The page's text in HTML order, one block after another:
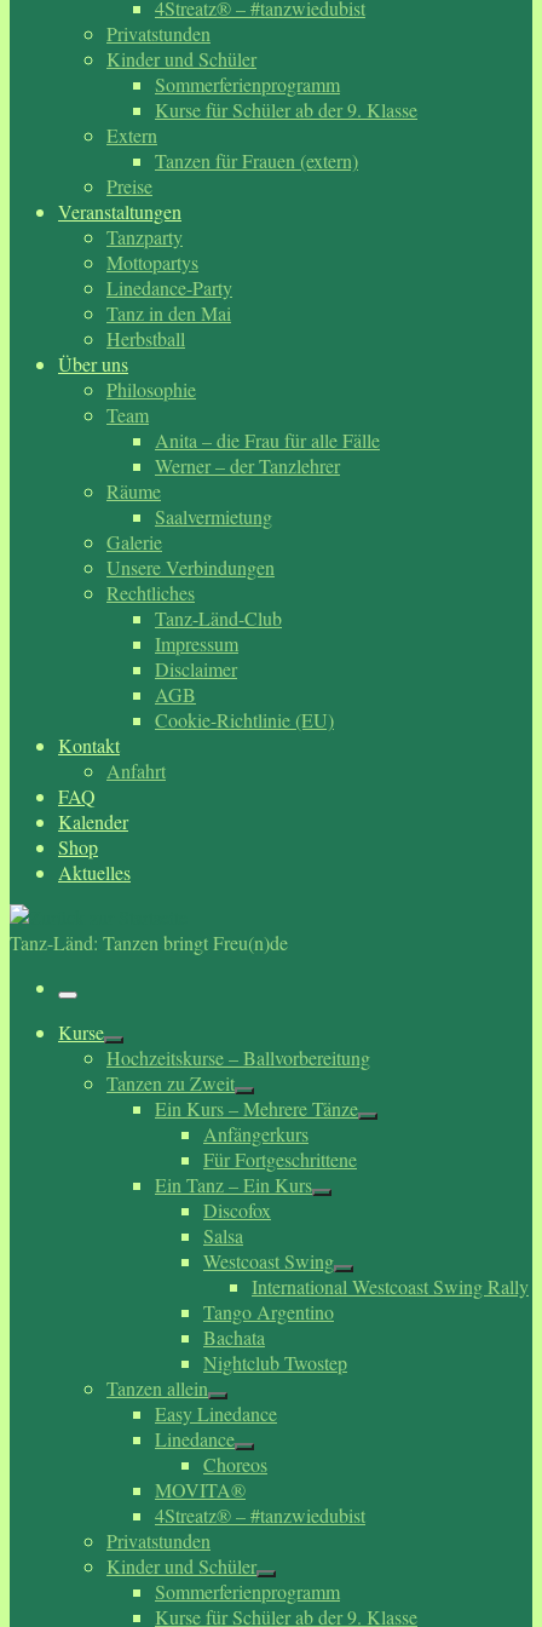
4Streatz® – #tanzwiedubist
Privatstunden
Kinder und Schüler
Sommerferienprogramm
Kurse für Schüler ab der 9. Klasse
Extern
Tanzen für Frauen (extern)
Preise
Veranstaltungen
Tanzparty
Mottopartys
Linedance-Party
Tanz in den Mai
Herbstball
Über uns
Philosophie
Team
Anita – die Frau für alle Fälle
Werner – der Tanzlehrer
Räume
Saalvermietung
Galerie
Unsere Verbindungen
Rechtliches
Tanz-Länd-Club
Impressum
Disclaimer
AGB
Cookie-Richtlinie (EU)
Kontakt
Anfahrt
FAQ
Kalender
Shop
Aktuelles
Tanz-Länd: Tanzen bringt Freu(n)de
Menü
Kurse
Hochzeitskurse – Ballvorbereitung
Tanzen zu Zweit
Ein Kurs – Mehrere Tänze
Anfängerkurs
Für Fortgeschrittene
Ein Tanz – Ein Kurs
Discofox
Salsa
Westcoast Swing
International Westcoast Swing Rally
Tango Argentino
Bachata
Nightclub Twostep
Tanzen allein
Easy Linedance
Linedance
Choreos
MOVITA®
4Streatz® – #tanzwiedubist
Privatstunden
Kinder und Schüler
Sommerferienprogramm
Kurse für Schüler ab der 9. Klasse